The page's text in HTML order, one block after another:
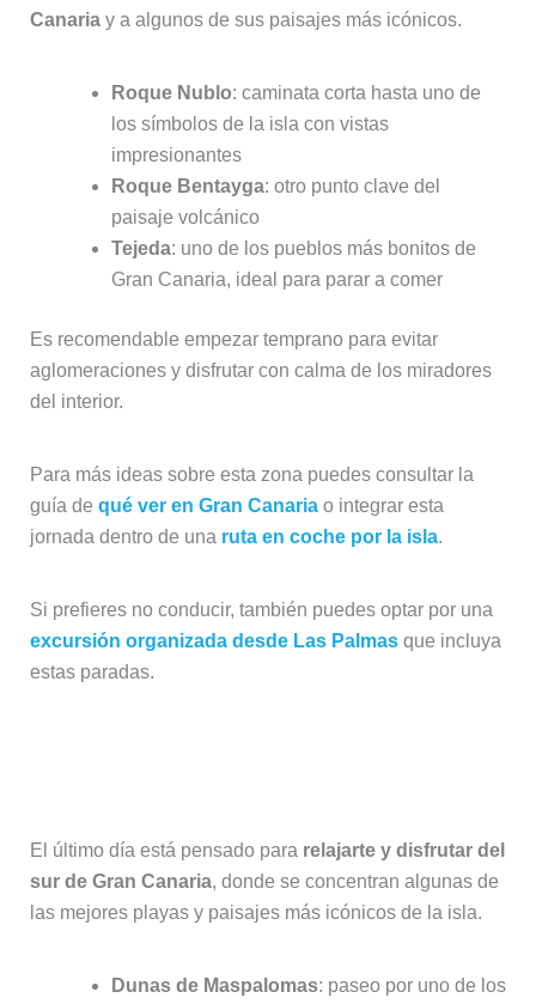
Canariay a algunos de sus paisajes más icónicos.
Roque Nublo: caminata corta hasta uno de
los símbolos de la isla con vistas
impresionantes
Roque Bentayga: otro punto clave del
paisaje volcánico
Tejeda: uno de los pueblos más bonitos de
Gran Canaria, ideal para parar a comer
Es recomendable empezar temprano para evitar
aglomeraciones y disfrutar con calma de los miradores
del interior.
Para más ideas sobre esta zona puedes consultar la
guía de qué ver en Gran Canariao integrar esta
jornada dentro de una ruta en coche por la isla.
Si prefieres no conducir, también puedes optar por una
excursión organizada desde Las Palmasque incluya
estas paradas.
El último día está pensado para relajarte y disfrutar del
sur de Gran Canaria, donde se concentran algunas de
las mejores playas y paisajes más icónicos de la isla.
Dunas de Maspalomas: paseo por uno de los